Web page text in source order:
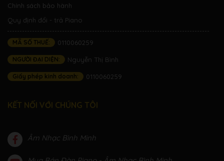
Chính sách bảo hành
Quy định đổi - trả Piano
MÃ SỐ THUẾ: 0110060259
NGƯỜI ĐẠI DIỆN: Nguyễn Thị Bình
Giấy phép kinh doanh: 0110060259
KẾT NỐI VỚI CHÚNG TÔI
Âm Nhạc Bình Minh